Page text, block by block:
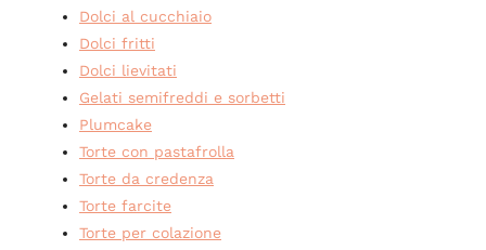
Dolci al cucchiaio
Dolci fritti
Dolci lievitati
Gelati semifreddi e sorbetti
Plumcake
Torte con pastafrolla
Torte da credenza
Torte farcite
Torte per colazione